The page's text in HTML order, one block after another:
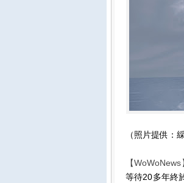
（照片提供：
【WoWoNews
等待20多年終